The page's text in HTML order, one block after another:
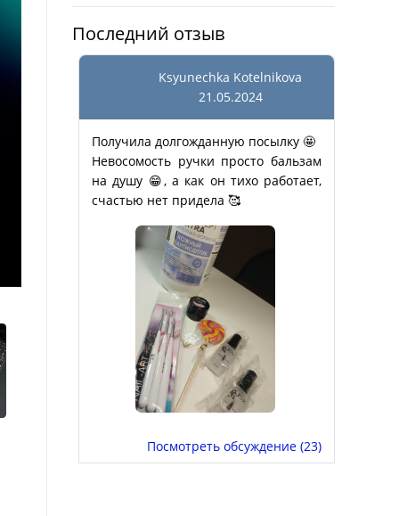
Последний отзыв
Ksyunechka Kotelnikova
21.05.2024
Получила долгожданную посылку 🤩
Невосомость ручки просто бальзам
на душу 😁, а как он тихо работает,
счастью нет придела 🥰
Посмотреть обсуждение (23)